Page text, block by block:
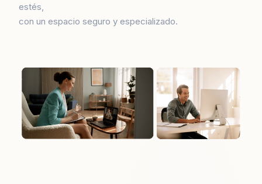
estés,
con un espacio seguro y especializado.